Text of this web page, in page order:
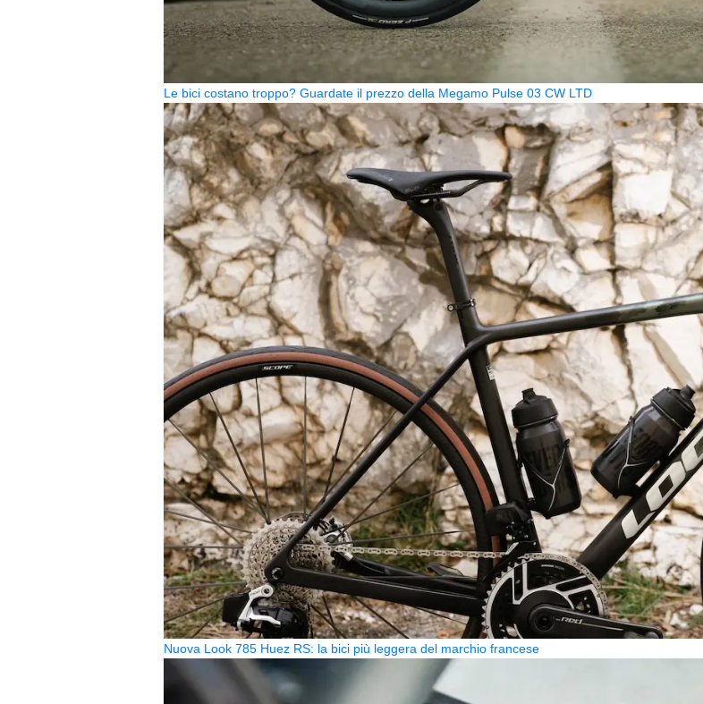
Le bici costano troppo? Guardate il prezzo della Megamo Pulse 03 CW LTD
Nuova Look 785 Huez RS: la bici più leggera del marchio francese